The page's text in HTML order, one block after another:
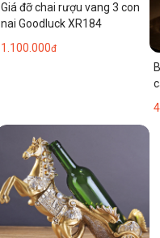
Giá đỡ chai rượu vang 3 con
nai Goodluck XR184
1.100.000đ